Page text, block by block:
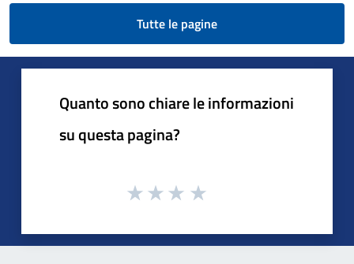
Tutte le pagine
Quanto sono chiare le informazioni
su questa pagina?